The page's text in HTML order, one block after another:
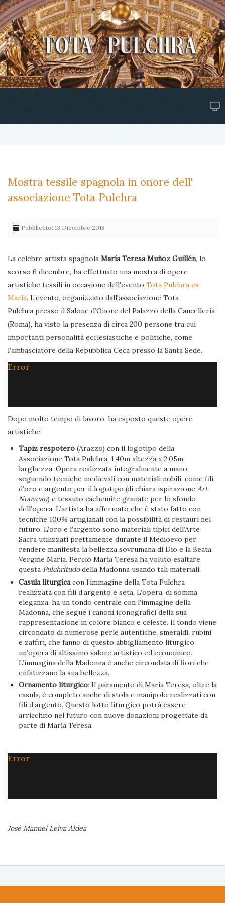
Mostra tessile spagnola in onore dell'
associazione Tota Pulchra
Pubblicato: 13 Dicembre 2018
La celebre artista spagnola María Teresa Muñoz Guillén, lo
scorso 6 dicembre, ha effettuato una mostra di opere
artistiche tessili in occasione dell'evento Tota Pulchra es
Maria. L’evento, organizzato dall'associazione Tota
Pulchra presso il Salone d’Onore del Palazzo della Cancelleria
(Roma), ha visto la presenza di circa 200 persone tra cui
importanti personalità ecclesiastiche e politiche, come
l’ambasciatore della Repubblica Ceca presso la Santa Sede.
Error
Dopo molto tempo di lavoro, ha esposto queste opere
artistiche:
Tapiz respotero (Arazzo) con il logotipo della
Associazione Tota Pulchra. 1,40m altezza x 2,05m
larghezza. Opera realizzata integralmente a mano
seguendo tecniche medievali con materiali nobili, come fili
d’oro e argento per il logotipo (di chiara ispirazioneArt
Nouveau) e tessuto cachemire granate per lo sfondo
dell’opera. L’artista ha affermato che è stato fatto con
tecniche 100% artigianali con la possibilità di restauri nel
futuro. L’oro e l’argento sono materiali tipici dell’Arte
Sacra utilizzati prettamente durante il Medioevo per
rendere manifesta la bellezza sovrumana di Dio e la Beata
Vergine Maria. Perciò María Teresa ha voluto esaltare
questa Pulchritudodella Madonna usando tali materiali.
Casula liturgicacon l’immagine della Tota Pulchra
realizzata con fili d’argento e seta. L’opera, di somma
eleganza, ha un tondo centrale con l’immagine della
Madonna, che segue i canoni iconografici della sua
rappresentazione in colore bianco e celeste. Il tondo viene
circondato di numerose perle autentiche, smeraldi, rubini
e zaffiri, che fanno di questo abbigliamento liturgico
un’opera di altissimo valore artistico ed economico.
L’immagina della Madonna è anche circondata di fiori che
enfatizzano la sua bellezza.
Ornamento liturgico: Il paramento di Maria Teresa, oltre la
casula, è completo anche di stola e manipolo realizzati con
fili d’argento. Questo lotto liturgico potrà essere
arricchito nel futuro con nuove donazioni progettate da
parte di María Teresa.
Error
José Manuel Leiva Aldea